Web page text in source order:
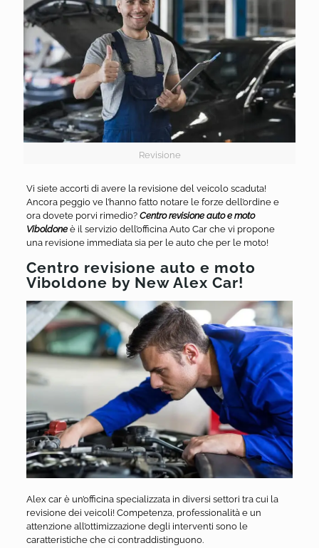
Revisione
Vi siete accorti di avere la revisione del veicolo scaduta!
Ancora peggio ve l’hanno fatto notare le forze dell’ordine e
ora dovete porvi rimedio? Centro revisione auto e moto
Viboldone è il servizio dell’officina Auto Car che vi propone
una revisione immediata sia per le auto che per le moto!
Centro revisione auto e moto
Viboldone by New Alex Car!
Alex car è un’officina specializzata in diversi settori tra cui la
revisione dei veicoli! Competenza, professionalità e un
attenzione all’ottimizzazione degli interventi sono le
caratteristiche che ci contraddistinguono.